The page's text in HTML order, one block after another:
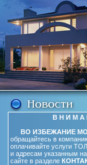
В Н И М А
ВО ИЗБЕЖАНИЕ
обращайтесь в
оплачивайте услуги
и адресам указанным
сайте в разделе